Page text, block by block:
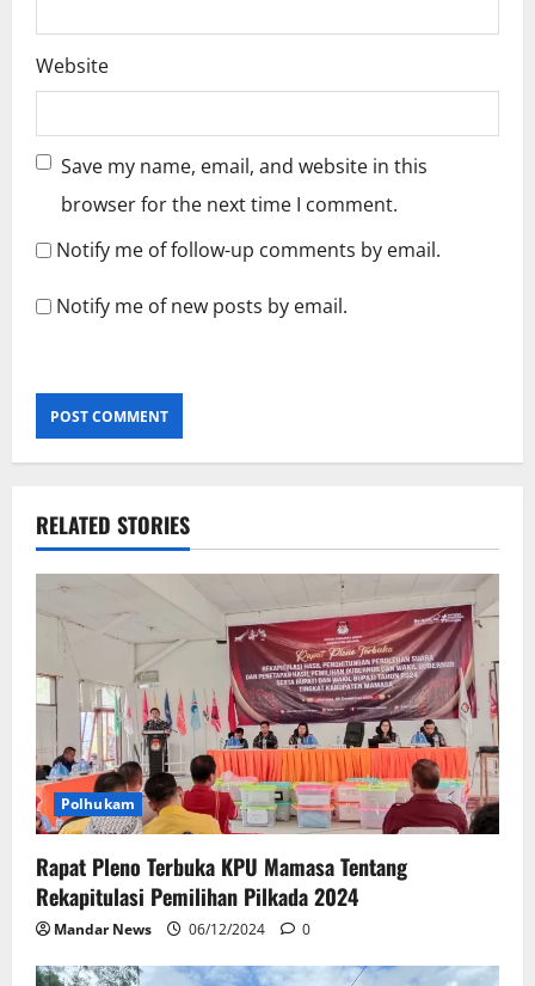
Website
Save my name, email, and website in this
browser for the next time I comment.
Notify me of follow-up comments by email.
Notify me of new posts by email.
RELATED STORIES
Polhukam
Rapat Pleno Terbuka KPU Mamasa Tentang
Rekapitulasi Pemilihan Pilkada 2024
Mandar News 06/12/2024 0